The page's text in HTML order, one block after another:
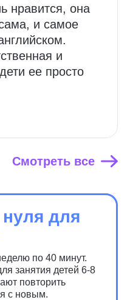
Смотреть все
нравится, она
и самое
и
ее просто
для
по 40 минут.
занятия детей 6-8
повторить
с новым.